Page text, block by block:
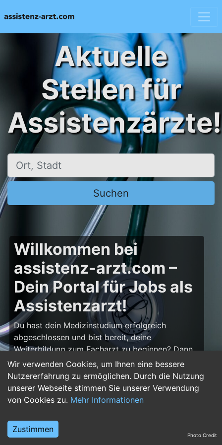
Wir verwenden Cookies, um Ihnen eine bessere
Nutzererfahrung zu ermöglichen. Durch die Nutzung
unserer Webseite stimmen Sie unserer Verwendung
von Cookies zu. Mehr Informationen
Zustimmen
Aktuelle
Stellen für
Assistenzärzte!
Ort, Stadt
Suchen
Willkommen bei
assistenz-arzt.com –
Dein Portal für Jobs als
Assistenzarzt!
Du hast dein Medizinstudium erfolgreich
abgeschlossen und bist bereit, deine
Weiterbildung zum Facharzt zu beginnen? Dann
bist du aufassistenz-arzt.comgenau richtig!
Hier findest du zahlreiche Stellenangebote für
Assistenzärzte in allen Fachrichtungen – von der
Inneren Medizin über die Chirurgie bis hin zur
deine Karriere im Arztberuf und finde die
passende Klinik oder Praxis für deinen nächstenPhoto Credit